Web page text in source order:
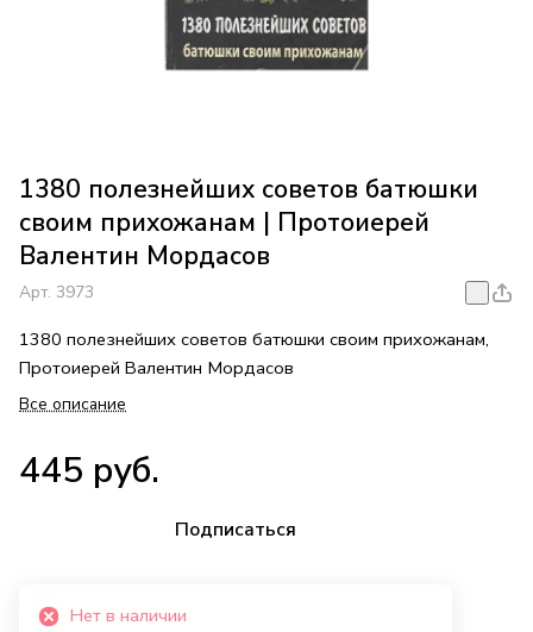
1380 полезнейших советов батюшки
своим прихожанам | Протоиерей
Валентин Мордасов
Арт. 3973
1380 полезнейших советов батюшки своим прихожанам,
Протоиерей Валентин Мордасов
Все описание
445 руб.
Подписаться
Нет в наличии